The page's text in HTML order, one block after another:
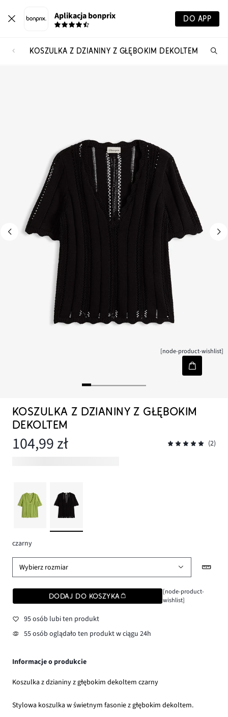
Aplikacja bonprix DO APP
KOSZULKA Z DZIANINY Z GŁĘBOKIM DEKOLTEM
[node-product-wishlist]
KOSZULKA Z DZIANINY Z GŁĘBOKIM
DEKOLTEM
104,99 zł (2)
czarny
Wybierz rozmiar
DODAJ DO KOSZYKA
[node-product-
wishlist]
95 osób lubi ten produkt
55 osób oglądało ten produkt w ciągu 24h
Informacje o produkcie
Koszulka z dzianiny z głębokim dekoltem czarny
Stylowa koszulka w świetnym fasonie z głębokim dekoltem.